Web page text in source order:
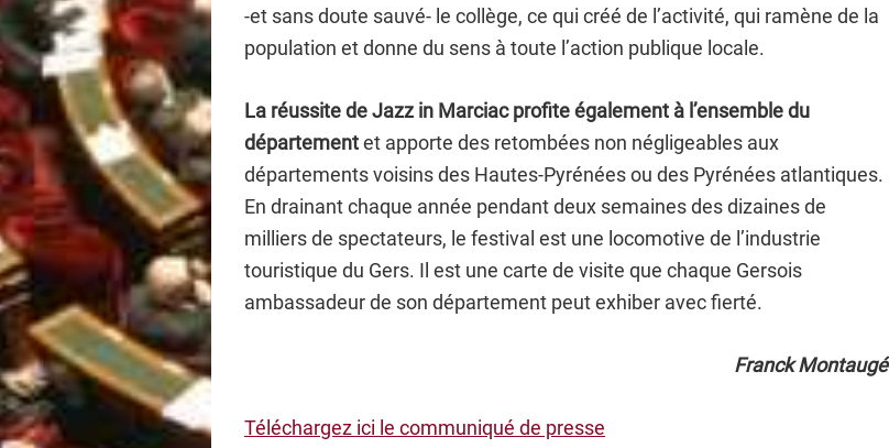
-et sans doute sauvé- le collège, ce qui créé de l’activité, qui ramène de la
population et donne du sens à toute l’action publique locale.
La réussite de Jazz in Marciac profite également à l’ensemble du
départementet apporte des retombées non négligeables aux
départements voisins des Hautes-Pyrénées ou des Pyrénées atlantiques.
En drainant chaque année pendant deux semaines des dizaines de
milliers de spectateurs, le festival est une locomotive de l’industrie
touristique du Gers. Il est une carte de visite que chaque Gersois
ambassadeur de son département peut exhiber avec fierté.
Franck Montaugé
Téléchargez ici le communiqué de presse